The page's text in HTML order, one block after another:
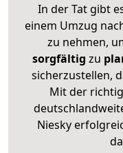
In der Tat gibt
einem Umzug
zu nehmen,
sorgfältig zu
sicherzustellen,
Mit der
Niesky